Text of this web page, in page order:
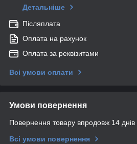
Детальніше
Післяплата
Оплата на рахунок
Оплата за реквізитами
Всі умови оплати
Умови повернення
Повернення товару впродовж 14 днів
Всі умови повернення